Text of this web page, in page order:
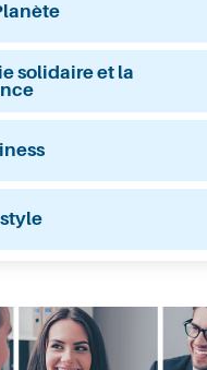
solidaire et la